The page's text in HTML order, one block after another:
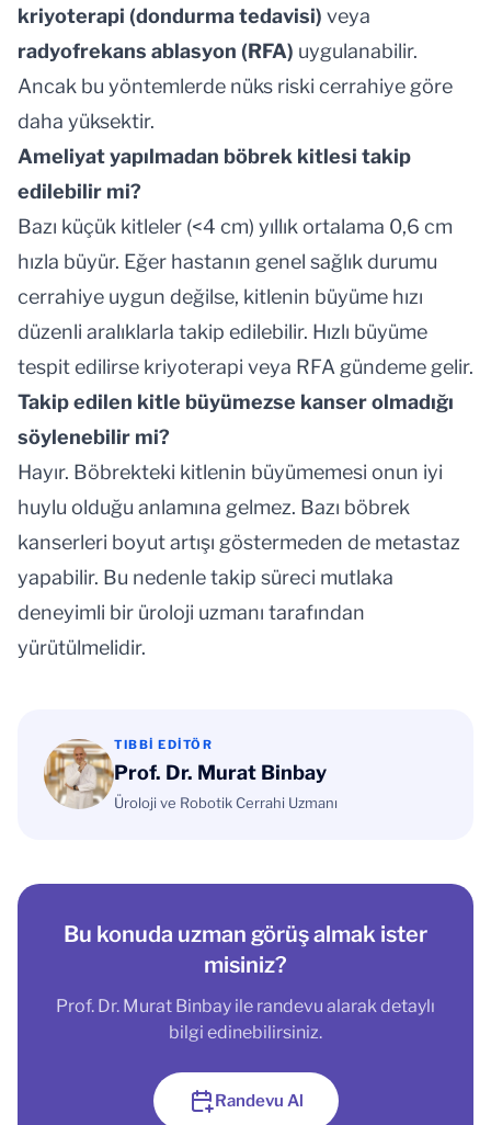
kriyoterapi (dondurma tedavisi) veya
radyofrekans ablasyon (RFA) uygulanabilir.
Ancak bu yöntemlerde nüks riski cerrahiye göre
daha yüksektir.
Ameliyat yapılmadan böbrek kitlesi takip
edilebilir mi?
Bazı küçük kitleler (<4 cm) yıllık ortalama 0,6 cm
hızla büyür. Eğer hastanın genel sağlık durumu
cerrahiye uygun değilse, kitlenin büyüme hızı
düzenli aralıklarla takip edilebilir. Hızlı büyüme
tespit edilirse kriyoterapi veya RFA gündeme gelir.
Takip edilen kitle büyümezse kanser olmadığı
söylenebilir mi?
Hayır. Böbrekteki kitlenin büyümemesi onun iyi
huylu olduğu anlamına gelmez. Bazı böbrek
kanserleri boyut artışı göstermeden de metastaz
yapabilir. Bu nedenle takip süreci mutlaka
deneyimli bir üroloji uzmanı tarafından
yürütülmelidir.
TIBBI EDITÖR
Prof. Dr. Murat Binbay
Üroloji ve Robotik Cerrahi Uzmanı
Bu konuda uzman görüş almak ister
misiniz?
Prof. Dr. Murat Binbay ile randevu alarak detaylı
bilgi edinebilirsiniz.
Randevu Al